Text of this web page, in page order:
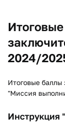
2024/
Итоговые баллы
"Миссия
Инструкция